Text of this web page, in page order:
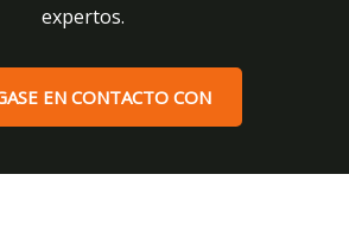
expertos.
EN CONTACTO CON